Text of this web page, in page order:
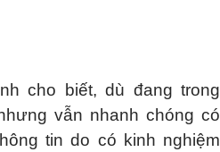
cho biết, dù đang trong
vẫn nhanh chóng có
tin do có kinh nghiệm